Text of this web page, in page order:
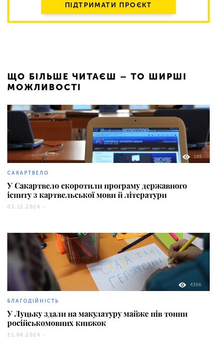
ПІДТРИМАТИ ПРОЄКТ
ЩО БІЛЬШЕ ЧИТАЄШ – ТО ШИРШІ
МОЖЛИВОСТІ
195
САКАРТВЕЛО
У Сакартвело скоротили програму державного
іспиту з картвельської мови й літератури
03.12.2024 -
4366
БЛАГОДІЙНІСТЬ
У Луцьку здали на макулатуру майже пів тонни
російськомовних книжок
21.04.2024 -